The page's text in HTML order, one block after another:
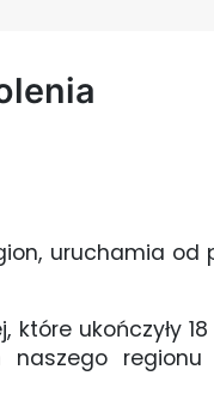
uruchamia od
ukończyły
naszego